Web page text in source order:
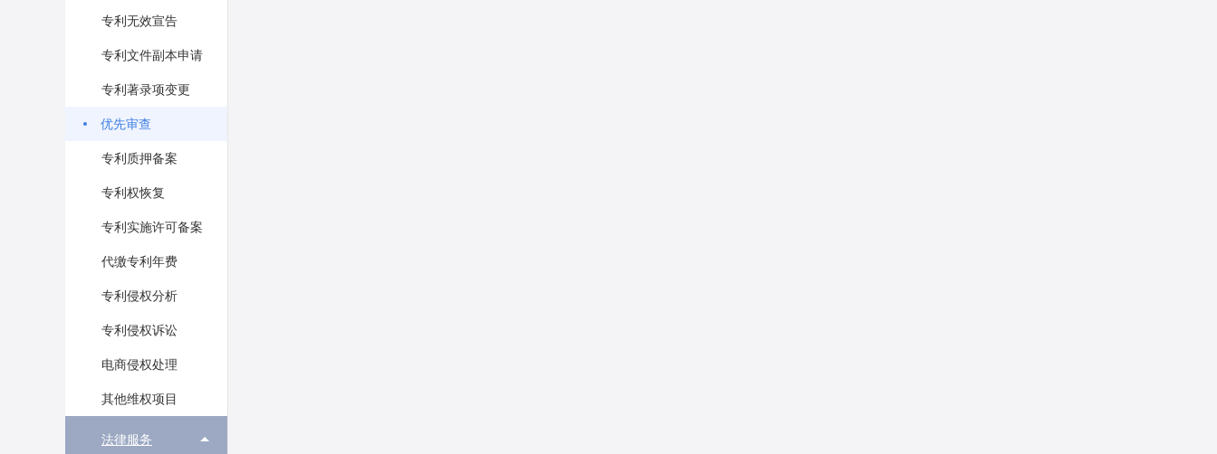
专利无效宣告
专利文件副本申请
专利著录项变更
优先审查
专利质押备案
专利权恢复
专利实施许可备案
代缴专利年费
专利侵权分析
专利侵权诉讼
电商侵权处理
其他维权项目
法律服务